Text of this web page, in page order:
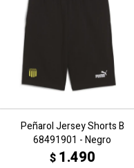
Peñarol Jersey Shorts B
68491901 - Negro
$ 1.490